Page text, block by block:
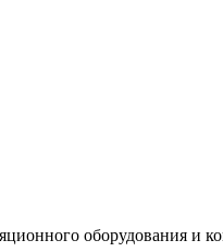
оборудования и